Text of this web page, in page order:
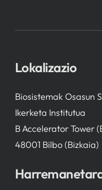
Lokalizazio
Biosistemak Osasun
Ikerketa Institutua
B Accelerator Tower
48001 Bilbo (Bizkaia)